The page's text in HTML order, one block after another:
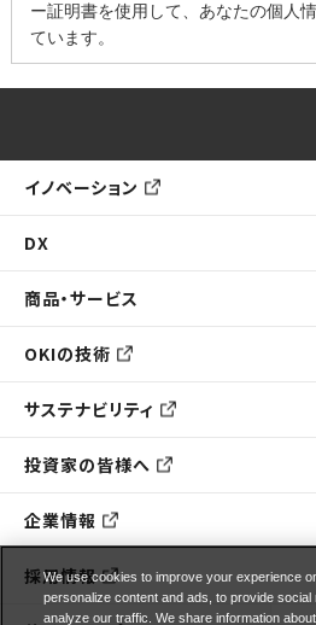
ー証明書を使用して、あなたの個人
ています。
イノベーション
DX
商品・サービス
OKIの技術
サステナビリティ
投資家の皆様へ
企業情報
採用情報
We use cookies to improve your experience
personalize content and ads, to provide social
analyze our traffic. We share information